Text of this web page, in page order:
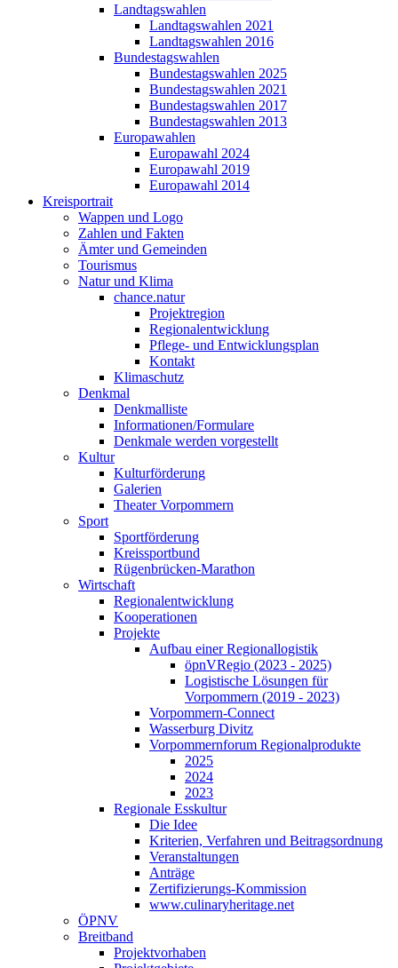
Landtagswahlen
Landtagswahlen 2021
Landtagswahlen 2016
Bundestagswahlen
Bundestagswahlen 2025
Bundestagswahlen 2021
Bundestagswahlen 2017
Bundestagswahlen 2013
Europawahlen
Europawahl 2024
Europawahl 2019
Europawahl 2014
Kreisportrait
Wappen und Logo
Zahlen und Fakten
Ämter und Gemeinden
Tourismus
Natur und Klima
chance.natur
Projektregion
Regionalentwicklung
Pflege- und Entwicklungsplan
Kontakt
Klimaschutz
Denkmal
Denkmalliste
Informationen/Formulare
Denkmale werden vorgestellt
Kultur
Kulturförderung
Galerien
Theater Vorpommern
Sport
Sportförderung
Kreissportbund
Rügenbrücken-Marathon
Wirtschaft
Regionalentwicklung
Kooperationen
Projekte
Aufbau einer Regionallogistik
öpnVRegio (2023 - 2025)
Logistische Lösungen­ für
Vorpommern (2019 - 2023)
Vorpommern-Connect
Wasserburg Divitz
Vorpommernforum Regionalprodukte
2025
2024
2023
Regionale Esskultur
Die Idee
Kriterien, Verfahren und Beitragsordnung
Veranstaltungen
Anträge
Zertifizierungs-Kommission
www.culinaryheritage.net
ÖPNV
Breitband
Projektvorhaben